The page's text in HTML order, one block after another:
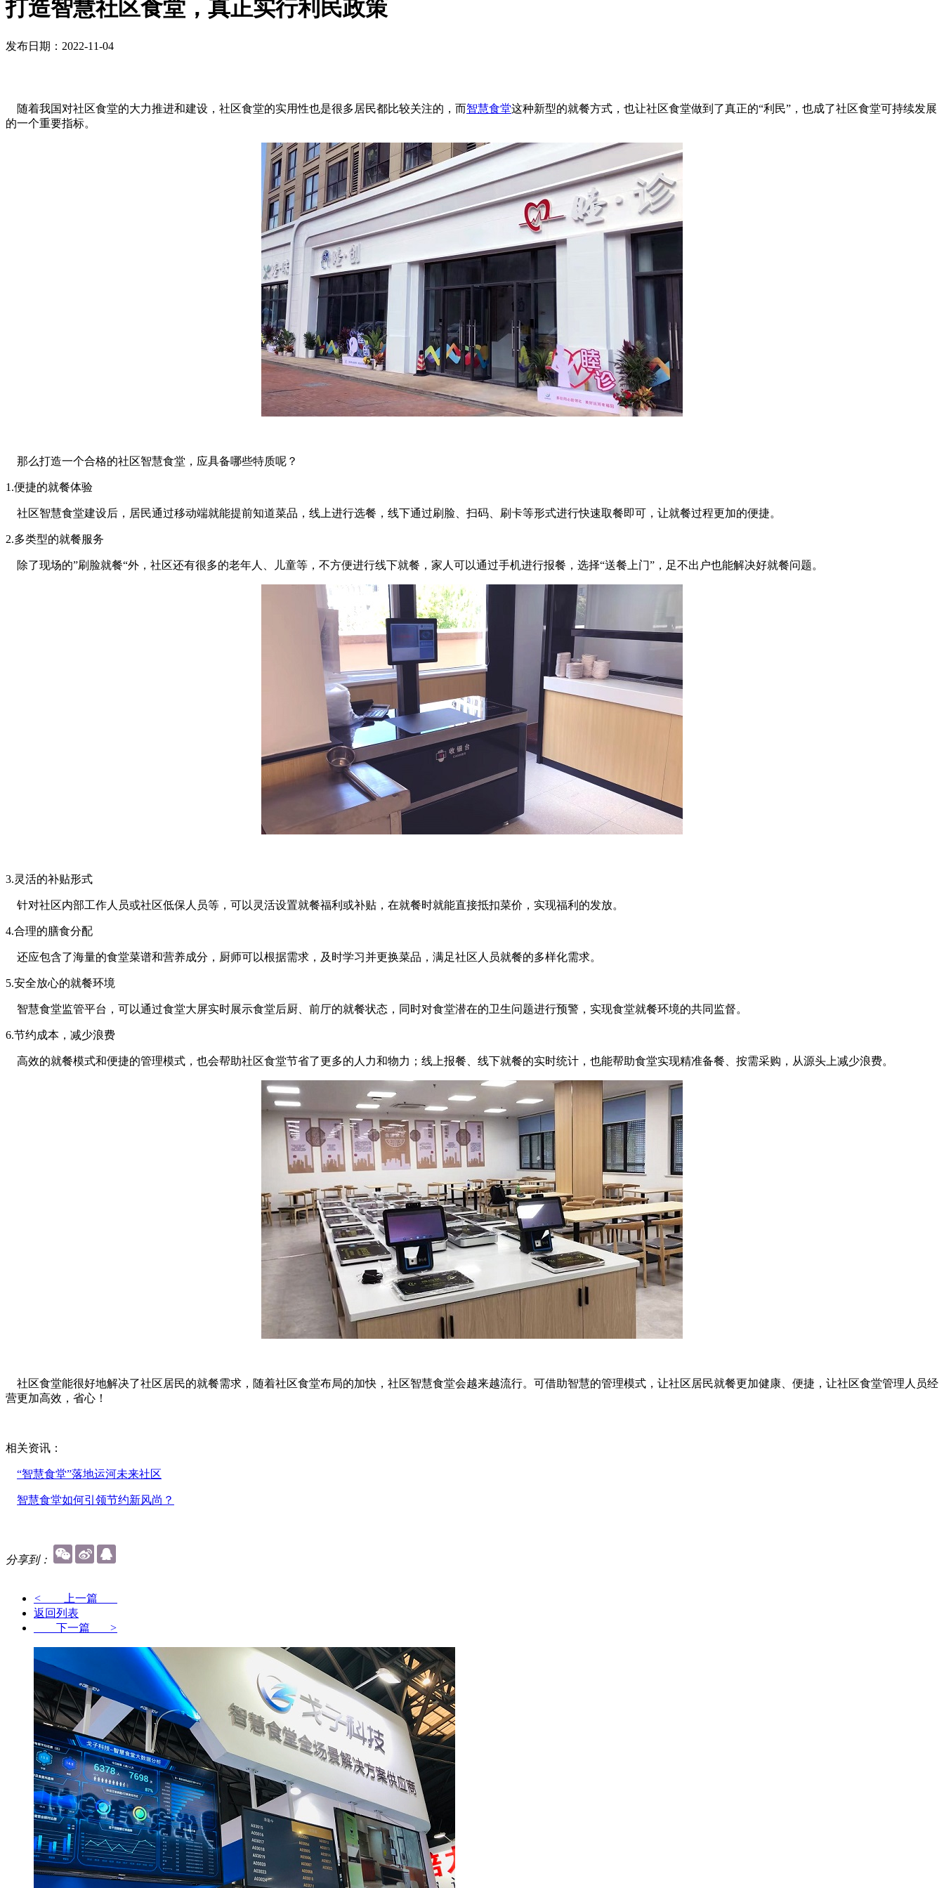
打造智慧社区食堂，真正实行利民政策
发布日期：2022-11-04
随着我国对社区食堂的大力推进和建设，社区食堂的实用性也是很多居民都比较关注的，而智慧食堂这种新型的就餐方式，也让社区食堂做到了真正的“利民”，也成了社区食堂可持续发展
的一个重要指标。
那么打造一个合格的社区智慧食堂，应具备哪些特质呢？
1.便捷的就餐体验
社区智慧食堂建设后，居民通过移动端就能提前知道菜品，线上进行选餐，线下通过刷脸、扫码、刷卡等形式进行快速取餐即可，让就餐过程更加的便捷。
2.多类型的就餐服务
除了现场的”刷脸就餐“外，社区还有很多的老年人、儿童等，不方便进行线下就餐，家人可以通过手机进行报餐，选择“送餐上门”，足不出户也能解决好就餐问题。
3.灵活的补贴形式
针对社区内部工作人员或社区低保人员等，可以灵活设置就餐福利或补贴，在就餐时就能直接抵扣菜价，实现福利的发放。
4.合理的膳食分配
还应包含了海量的食堂菜谱和营养成分，厨师可以根据需求，及时学习并更换菜品，满足社区人员就餐的多样化需求。
5.安全放心的就餐环境
智慧食堂监管平台，可以通过食堂大屏实时展示食堂后厨、前厅的就餐状态，同时对食堂潜在的卫生问题进行预警，实现食堂就餐环境的共同监督。
6.节约成本，减少浪费
高效的就餐模式和便捷的管理模式，也会帮助社区食堂节省了更多的人力和物力；线上报餐、线下就餐的实时统计，也能帮助食堂实现精准备餐、按需采购，从源头上减少浪费。
社区食堂能很好地解决了社区居民的就餐需求，随着社区食堂布局的加快，社区智慧食堂会越来越流行。可借助智慧的管理模式，让社区居民就餐更加健康、便捷，让社区食堂管理人员经
营更加高效，省心！
相关资讯：
“智慧食堂”落地运河未来社区
智慧食堂如何引领节约新风尚？
分享到：
< 上一篇
返回列表
下一篇 >